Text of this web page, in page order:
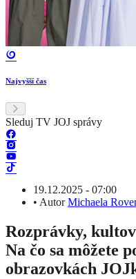
Najvyšší čas
Sleduj TV JOJ správy
19.12.2025 - 07:00
• AutorMichaela
Rozprávky,
Na čo sa môžete
obrazovkách